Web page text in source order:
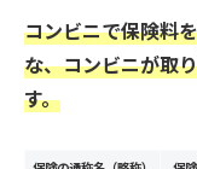
コンビニで保険料
な、コンビニが取
す。